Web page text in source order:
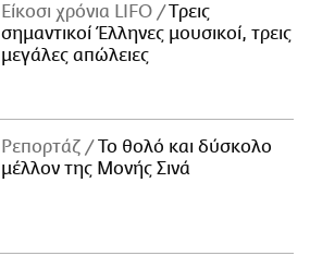
Είκοσι χρόνια LIFO
Tρεις
σημαντικοί Έλληνες μουσικοί, τρεις
μεγάλες απώλειες
Ρεπορτάζ
Το θολό και δύσκολο
μέλλον της Μονής Σινά